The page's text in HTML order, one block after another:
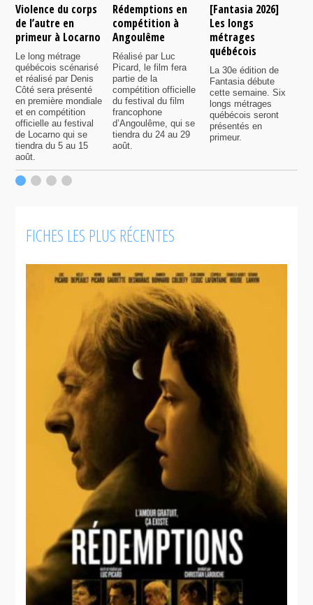
Violence du corps
de l’autre en
primeur à Locarno
Le long métrage
québécois scénarisé
et réalisé par Denis
Côté sera présenté
en première mondiale
et en compétition
officielle au festival
de Locarno qui se
tiendra du 5 au 15
août.
Rédemptions en
compétition à
Angoulême
Réalisé par Luc
Picard, le film fera
partie de la
compétition officielle
du festival du film
francophone
d’Angoulême, qui se
tiendra du 24 au 29
août.
[Fantasia 2026]
Les longs
métrages
québécois
La 30e édition de
Fantasia débute
cette semaine. Six
longs métrages
québécois seront
présentés en
primeur.
FICHES LES PLUS RÉCENTES